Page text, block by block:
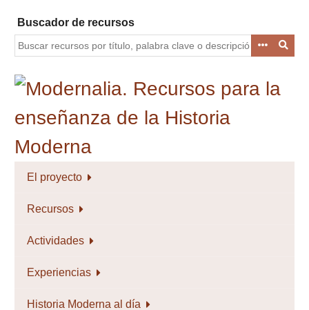
contenido
principal
Buscador de recursos
El proyecto
Recursos
Actividades
Experiencias
Historia Moderna al día